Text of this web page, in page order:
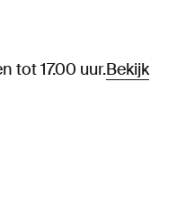
tot 17.00 uur.Bekijk